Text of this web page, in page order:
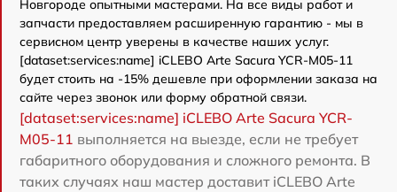
Новгороде опытными мастерами. На все виды работ и
запчасти предоставляем расширенную гарантию - мы в
сервисном центр уверены в качестве наших услуг.
[dataset:services:name] iCLEBO Arte Sacura YCR-M05-11
будет стоить на -15% дешевле при оформлении заказа на
сайте через звонок или форму обратной связи.
[dataset:services:name] iCLEBO Arte Sacura YCR-
M05-11 выполняется на выезде, если не требует
габаритного оборудования и сложного ремонта. В
таких случаях наш мастер доставит iCLEBO Arte